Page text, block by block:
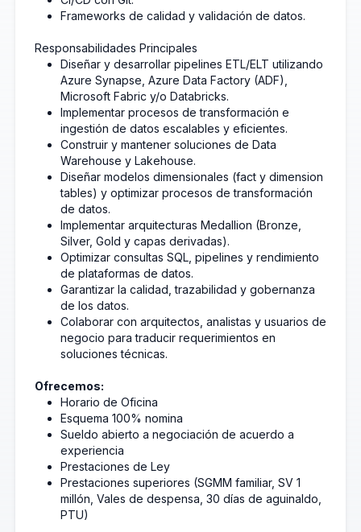
Frameworks de calidad y validación de datos.
Responsabilidades Principales
Diseñar y desarrollar pipelines ETL/ELT utilizando
Azure Synapse, Azure Data Factory (ADF),
Microsoft Fabric y/o Databricks.
Implementar procesos de transformación e
ingestión de datos escalables y eficientes.
Construir y mantener soluciones de Data
Warehouse y Lakehouse.
Diseñar modelos dimensionales (fact y dimension
tables) y optimizar procesos de transformación
de datos.
Implementar arquitecturas Medallion (Bronze,
Silver, Gold y capas derivadas).
Optimizar consultas SQL, pipelines y rendimiento
de plataformas de datos.
Garantizar la calidad, trazabilidad y gobernanza
de los datos.
Colaborar con arquitectos, analistas y usuarios de
negocio para traducir requerimientos en
soluciones técnicas.
Ofrecemos:
Horario de Oficina
Esquema 100% nomina
Sueldo abierto a negociación de acuerdo a
experiencia
Prestaciones de Ley
Prestaciones superiores (SGMM familiar, SV 1
millón, Vales de despensa, 30 días de aguinaldo,
PTU)